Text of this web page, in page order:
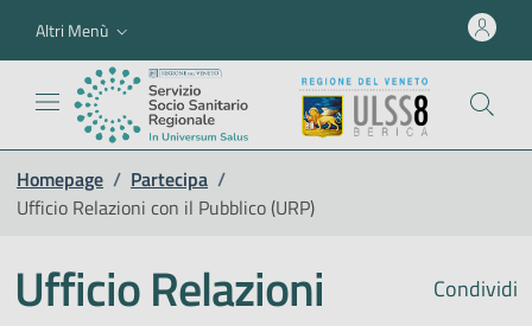
Altri Menù
Homepage / Partecipa /
Ufficio Relazioni con il Pubblico (URP)
Condividi
Ufficio Relazioni